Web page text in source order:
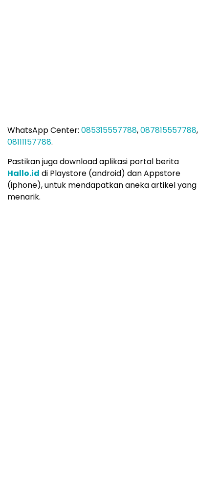
WhatsApp Center: 085315557788,087815557788,
08111157788.
Pastikan juga download aplikasi portal berita
Hallo.id di Playstore (android) dan Appstore
(iphone), untuk mendapatkan aneka artikel yang
menarik.